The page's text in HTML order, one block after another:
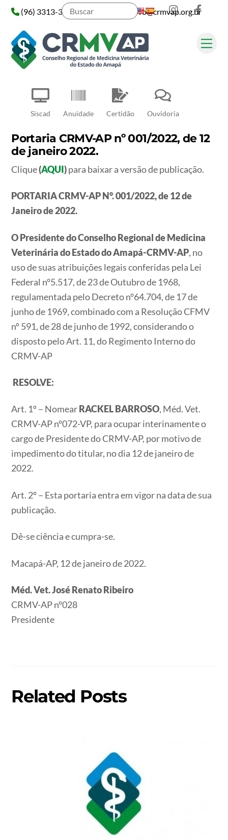
Skip
content
Siscad Anuidade Certidão Ouvidoria
Instagram
(96) 3313-3313
administrativo@crmvap.org.br
Pesquisar
Portaria CRMV-AP nº 001/2022, de 12
de janeiro 2022.
Clique(AQUI)para baixar a versão de publicação.
PORTARIA CRMV-AP N°. 001/2022, de 12 de
Janeiro de 2022.
O Presidente do Conselho Regional de Medicina
Veterinária do Estado do Amapá-CRMV-AP, no
uso de suas atribuições legais conferidas pela Lei
Federal n°5.517, de 23 de Outubro de 1968,
regulamentada pelo Decreto n°64.704, de 17 de
junho de 1969, combinado com a Resolução CFMV
nº 591, de 28 de junho de 1992, considerando o
disposto pelo Art. 11, do Regimento Interno do
CRMV-AP
RESOLVE:
Art. 1º – NomearRACKEL BARROSO, Méd. Vet.
CRMV-AP n°072-VP, para ocupar interinamente o
cargo de Presidente do CRMV-AP, por motivo de
impedimento do titular, no dia 12 de janeiro de
2022.
Art. 2º – Esta portaria entra em vigor na data de sua
publicação.
Dê-se ciência e cumpra-se.
Macapá-AP, 12 de janeiro de 2022.
Méd. Vet. José Renato Ribeiro
CRMV-AP n°028
Presidente
Related Posts